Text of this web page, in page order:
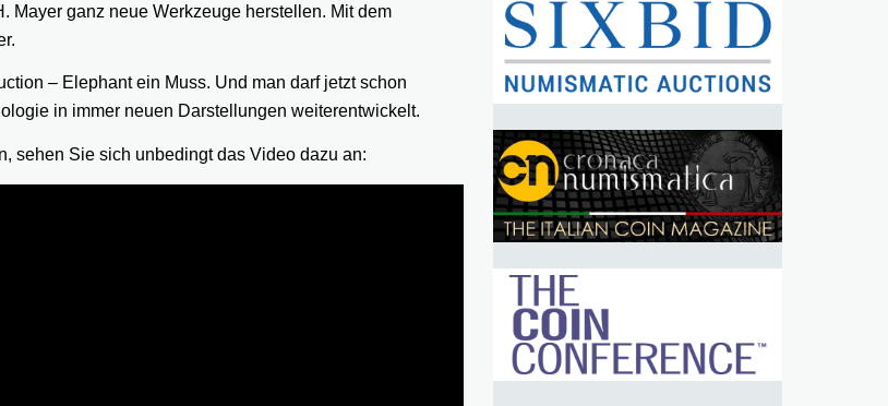
Mayer ganz neue Werkzeuge herstellen. Mit dem
– Elephant ein Muss. Und man darf jetzt schon
in immer neuen Darstellungen weiterentwickelt.
sehen Sie sich unbedingt das Video dazu an: